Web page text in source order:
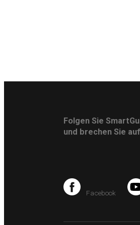
Folgen Sie
und brechen Sie
Facebook